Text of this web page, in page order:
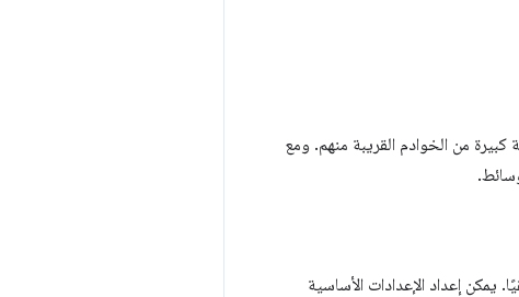
من الخوادم القريبة منهم. ومع
إعداد الإعدادات الأساسية